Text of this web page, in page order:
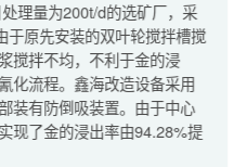
理量为200t/d的选矿厂，采
于原先安装的双叶轮搅拌槽搅
搅拌不均，不利于金的浸
化流程。鑫海改造设备采用
装有防倒吸装置。由于中心
现了金的浸出率由94.28%提